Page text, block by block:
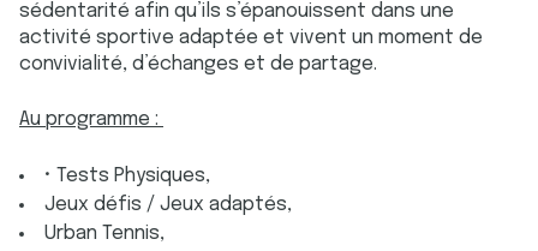
sédentarité afin qu’ils s’épanouissent dans une
activité sportive adaptée et vivent un moment de
convivialité, d’échanges et de partage.
Au programme :
• Tests Physiques,
Jeux défis / Jeux adaptés,
Urban Tennis,